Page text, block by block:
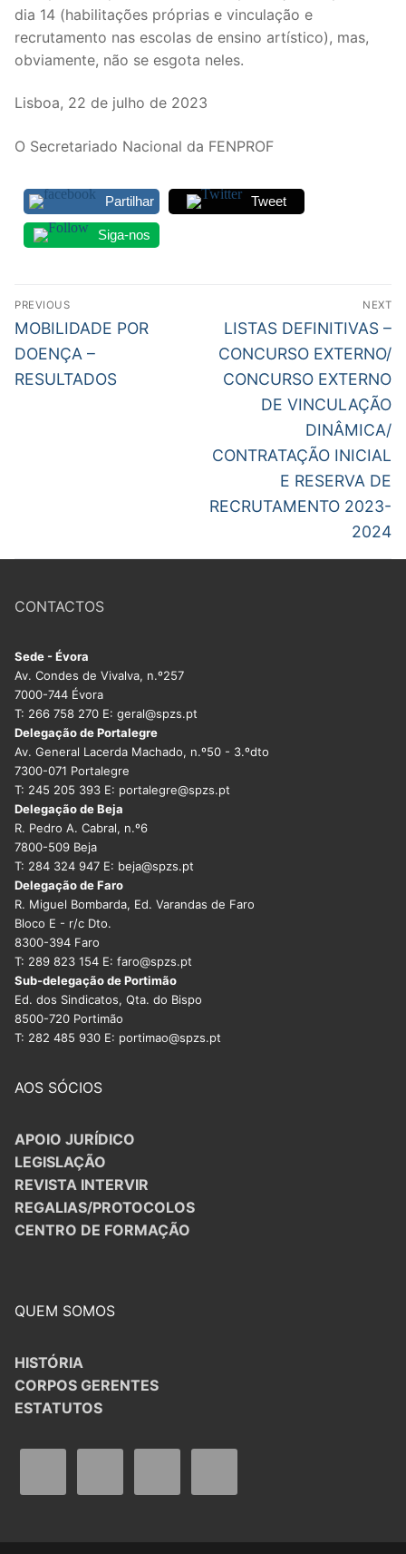
dia 14 (habilitações próprias e vinculação e
recrutamento nas escolas de ensino artístico), mas,
obviamente, não se esgota neles.
Lisboa, 22 de julho de 2023
O Secretariado Nacional da FENPROF
Partilhar Tweet
Siga-nos
Navegação
de
artigos
PREVIOUS
Previous
post:
MOBILIDADE POR
DOENÇA –
RESULTADOS
NEXT
Next
post:
LISTAS DEFINITIVAS –
CONCURSO EXTERNO/
CONCURSO EXTERNO
DE VINCULAÇÃO
DINÂMICA/
CONTRATAÇÃO INICIAL
E RESERVA DE
RECRUTAMENTO 2023-
2024
CONTACTOS
Sede - Évora
Av. Condes de Vivalva, n.º257
7000-744 Évora
T: 266 758 270 E: geral@spzs.pt
Delegação de Portalegre
Av. General Lacerda Machado, n.º50 - 3.ºdto
7300-071 Portalegre
T: 245 205 393 E: portalegre@spzs.pt
Delegação de Beja
R. Pedro A. Cabral, n.º6
7800-509 Beja
T: 284 324 947 E: beja@spzs.pt
Delegação de Faro
R. Miguel Bombarda, Ed. Varandas de Faro
Bloco E - r/c Dto.
8300-394 Faro
T: 289 823 154 E: faro@spzs.pt
Sub-delegação de Portimão
Ed. dos Sindicatos, Qta. do Bispo
8500-720 Portimão
T: 282 485 930 E: portimao@spzs.pt
AOS SÓCIOS
APOIO JURÍDICO
LEGISLAÇÃO
REVISTA INTERVIR
REGALIAS/PROTOCOLOS
CENTRO DE FORMAÇÃO
QUEM SOMOS
HISTÓRIA
CORPOS GERENTES
ESTATUTOS